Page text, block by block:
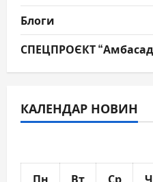
Блоги
СПЕЦПРОЄКТ
КАЛЕНДАР НОВИН